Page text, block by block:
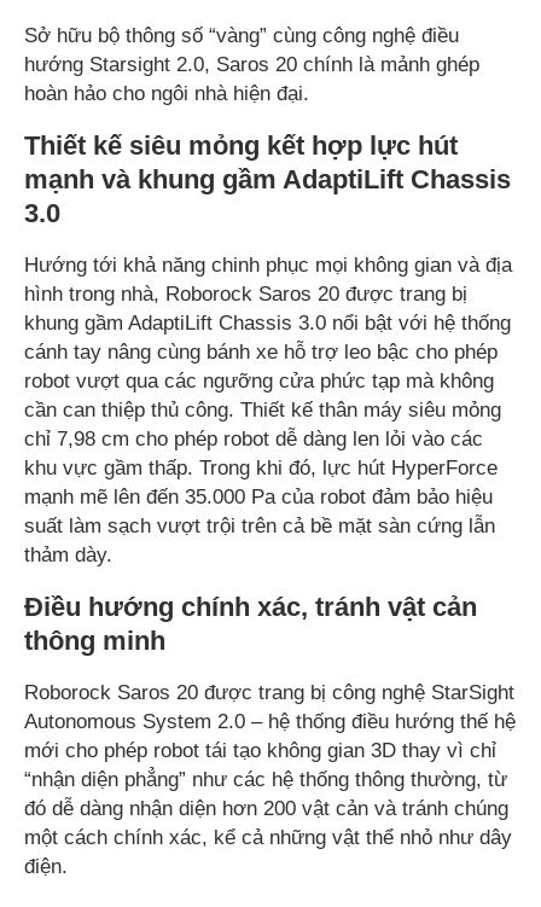
Sở hữu bộ thông số “vàng” cùng công nghệ điều
hướng Starsight 2.0, Saros 20 chính là mảnh ghép
hoàn hảo cho ngôi nhà hiện đại.
Thiết kế siêu mỏng kết hợp lực hút
mạnh và khung gầm AdaptiLift Chassis
3.0
Hướng tới khả năng chinh phục mọi không gian và địa
hình trong nhà, Roborock Saros 20 được trang bị
khung gầm AdaptiLift Chassis 3.0 nổi bật với hệ thống
cánh tay nâng cùng bánh xe hỗ trợ leo bậc cho phép
robot vượt qua các ngưỡng cửa phức tạp mà không
cần can thiệp thủ công. Thiết kế thân máy siêu mỏng
chỉ 7,98 cm cho phép robot dễ dàng len lỏi vào các
khu vực gầm thấp. Trong khi đó, lực hút HyperForce
mạnh mẽ lên đến 35.000 Pa của robot đảm bảo hiệu
suất làm sạch vượt trội trên cả bề mặt sàn cứng lẫn
thảm dày.
Điều hướng chính xác, tránh vật cản
thông minh
Roborock Saros 20 được trang bị công nghệ StarSight
Autonomous System 2.0 – hệ thống điều hướng thế hệ
mới cho phép robot tái tạo không gian 3D thay vì chỉ
“nhận diện phẳng” như các hệ thống thông thường, từ
đó dễ dàng nhận diện hơn 200 vật cản và tránh chúng
một cách chính xác, kể cả những vật thể nhỏ như dây
điện.